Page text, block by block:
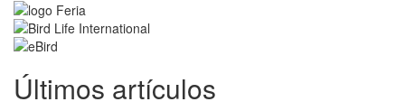
Últimos artículos